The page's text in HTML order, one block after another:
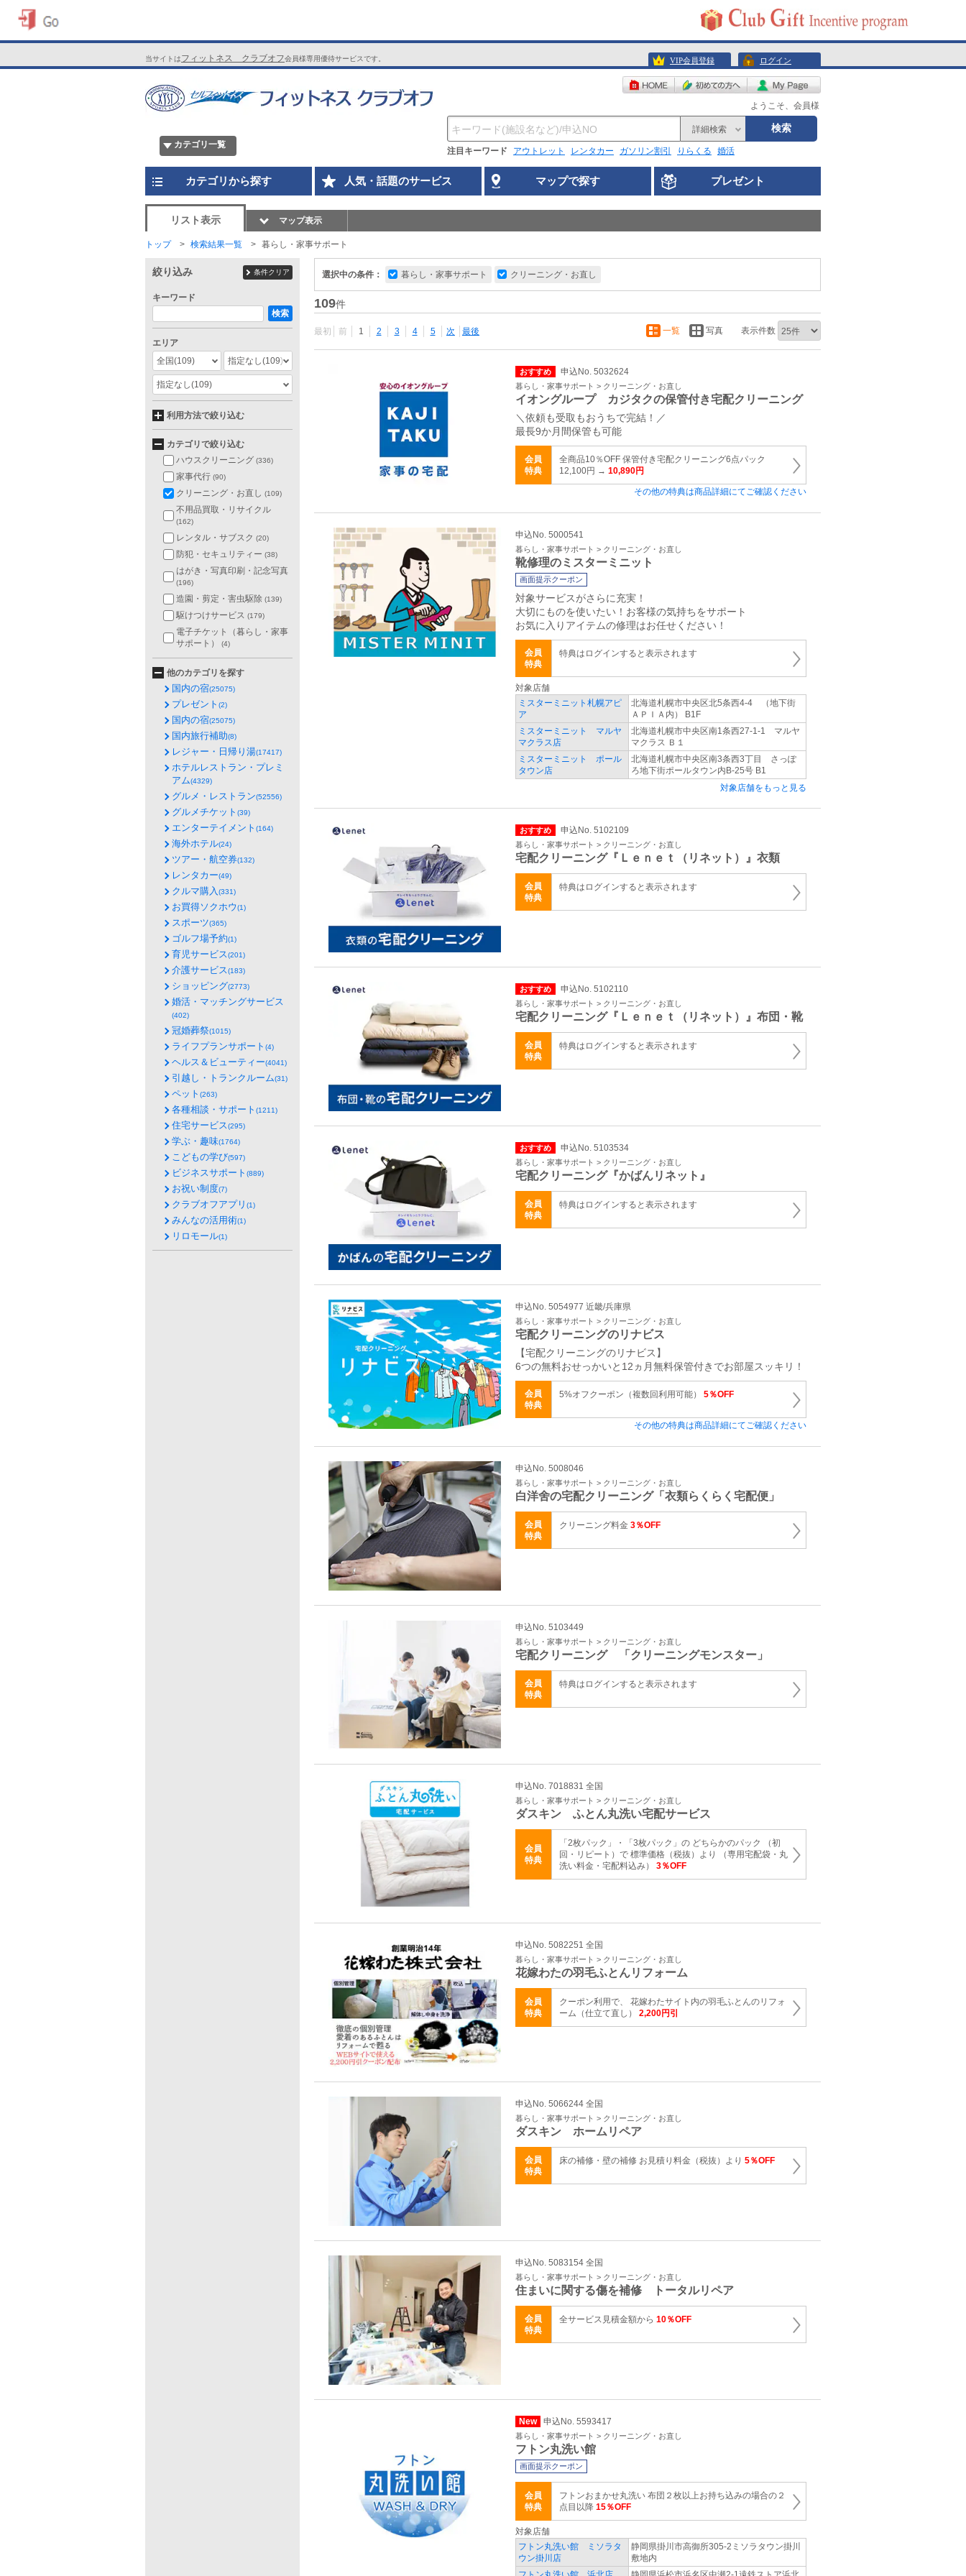
当サイトはフィットネス クラブオフ会員様専用優待サービスです。 VIP会員登録 ログイン
ようこそ、会員様
カテゴリ一覧
詳細検索 検索
注目キーワード アウトレット レンタカー ガソリン割引 りらくる 婚活
カテゴリから探す 人気・話題のサービス マップで探す プレゼント
リスト表示 マップ表示
トップ 検索結果一覧 暮らし・家事サポート
選択中の条件： 暮らし・家事サポート クリーニング・お直し
109件
最初 前 1 2 3 4 5 次 最後 一覧 写真 表示件数
おすすめ 申込No. 5032624
暮らし・家事サポート > クリーニング・お直し
イオングループ カジタクの保管付き宅配クリーニング
＼依頼も受取もおうちで完結！／
最長9か月間保管も可能
会員
特典
全商品10％OFF 保管付き宅配クリーニング6点パック
12,100円 → 10,890円
その他の特典は商品詳細にてご確認ください
申込No. 5000541
暮らし・家事サポート > クリーニング・お直し
靴修理のミスターミニット
画面提示クーポン
対象サービスがさらに充実！
大切にものを使いたい！お客様の気持ちをサポート
お気に入りアイテムの修理はお任せください！
会員
特典
特典はログインすると表示されます
対象店舗
ミスターミニット札幌アピ
ア
北海道札幌市中央区北5条西4-4 （地下街
ＡＰＩＡ内） B1F
ミスターミニット マルヤ
マクラス店
北海道札幌市中央区南1条西27-1-1 マルヤ
マクラス Ｂ１
ミスターミニット ポール
タウン店
北海道札幌市中央区南3条西3丁目 さっぽ
ろ地下街ポールタウン内B-25号 B1
対象店舗をもっと見る
おすすめ 申込No. 5102109
暮らし・家事サポート > クリーニング・お直し
宅配クリーニング『Ｌｅｎｅｔ（リネット）』衣類
会員
特典
特典はログインすると表示されます
おすすめ 申込No. 5102110
暮らし・家事サポート > クリーニング・お直し
宅配クリーニング『Ｌｅｎｅｔ（リネット）』布団・靴
会員
特典
特典はログインすると表示されます
おすすめ 申込No. 5103534
暮らし・家事サポート > クリーニング・お直し
宅配クリーニング『かばんリネット』
会員
特典
特典はログインすると表示されます
申込No. 5054977 近畿/兵庫県
暮らし・家事サポート > クリーニング・お直し
宅配クリーニングのリナビス
【宅配クリーニングのリナビス】
6つの無料おせっかいと12ヵ月無料保管付きでお部屋スッキリ！
会員
特典
5%オフクーポン（複数回利用可能） 5％OFF
その他の特典は商品詳細にてご確認ください
申込No. 5008046
暮らし・家事サポート > クリーニング・お直し
白洋舍の宅配クリーニング「衣類らくらく宅配便」
会員
特典
クリーニング料金 3％OFF
申込No. 5103449
暮らし・家事サポート > クリーニング・お直し
宅配クリーニング 「クリーニングモンスター」
会員
特典
特典はログインすると表示されます
申込No. 7018831 全国
暮らし・家事サポート > クリーニング・お直し
ダスキン ふとん丸洗い宅配サービス
会員
特典
「2枚パック」・「3枚パック」の どちらかのパック （初
回・リピート）で 標準価格（税抜）より （専用宅配袋・丸
洗い料金・宅配料込み） 3％OFF
申込No. 5082251 全国
暮らし・家事サポート > クリーニング・お直し
花嫁わたの羽毛ふとんリフォーム
会員
特典
クーポン利用で、 花嫁わたサイト内の羽毛ふとんのリフォ
ーム（仕立て直し） 2,200円引
申込No. 5066244 全国
暮らし・家事サポート > クリーニング・お直し
ダスキン ホームリペア
会員
特典
床の補修・壁の補修 お見積り料金（税抜）より 5％OFF
申込No. 5083154 全国
暮らし・家事サポート > クリーニング・お直し
住まいに関する傷を補修 トータルリペア
会員
特典
全サービス見積金額から 10％OFF
New 申込No. 5593417
暮らし・家事サポート > クリーニング・お直し
フトン丸洗い館
画面提示クーポン
会員
特典
フトンおまかせ丸洗い 布団２枚以上お持ち込みの場合の２
点目以降 15％OFF
対象店舗
フトン丸洗い館 ミソラタ
ウン掛川店
静岡県掛川市高御所305-2ミソラタウン掛川
敷地内
絞り込み 条件クリア
キーワード
検索
エリア
全国(109) 指定なし(109)
指定なし(109)
利用方法で絞り込む
カテゴリで絞り込む
ハウスクリーニング (336)
家事代行 (90)
クリーニング・お直し (109)
不用品買取・リサイクル
(162)
レンタル・サブスク (20)
防犯・セキュリティー (38)
はがき・写真印刷・記念写真
(196)
造園・剪定・害虫駆除 (139)
駆けつけサービス (179)
電子チケット（暮らし・家事
サポート）
(4)
他のカテゴリを探す
国内の宿(25075)
プレゼント (2)
国内の宿(25075)
国内旅行補助(8)
レジャー・日帰り湯(17417)
ホテルレストラン・プレミ
アム(4329)
グルメ・レストラン(52556)
グルメチケット (39)
エンターテイメント (164)
海外ホテル(24)
ツアー・航空券(132)
レンタカー(49)
クルマ購入(331)
お買得ソクホウ(1)
スポーツ(365)
ゴルフ場予約(1)
育児サービス(201)
介護サービス(183)
ショッピング(2773)
婚活・マッチングサービス
(402)
冠婚葬祭(1015)
ライフプランサポート (4)
ヘルス＆ビューティー(4041)
引越し・トランクルーム(31)
ペット (263)
各種相談・サポート (1211)
住宅サービス(295)
学ぶ・趣味(1764)
こどもの学び(597)
ビジネスサポート (889)
お祝い制度(7)
クラブオフアプリ (1)
みんなの活用術(1)
リロモール(1)